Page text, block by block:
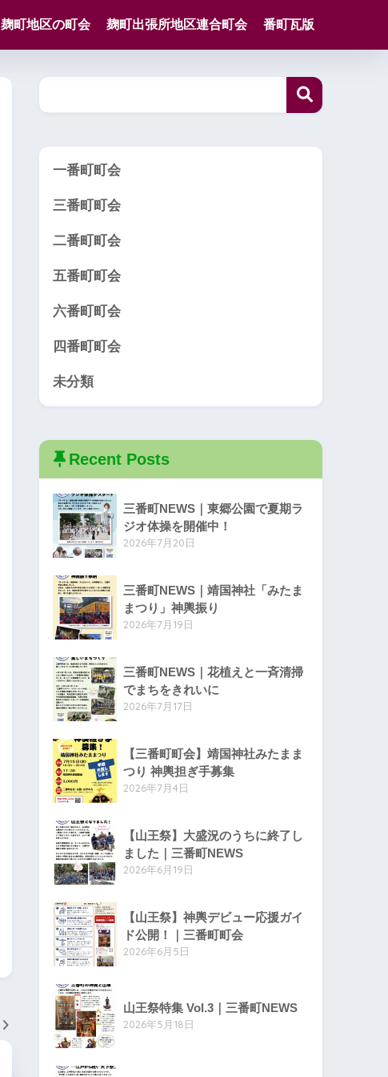
麹町地区の町会 麹町出張所地区連合町会 番町瓦版
一番町町会
三番町町会
二番町町会
五番町町会
六番町町会
四番町町会
未分類
Recent Posts
三番町NEWS｜東郷公園で夏期ラ
ジオ体操を開催中！
2026年7月20日
三番町NEWS｜靖国神社「みたま
まつり」神輿振り
2026年7月19日
三番町NEWS｜花植えと一斉清掃
でまちをきれいに
2026年7月17日
【三番町町会】靖国神社みたまま
つり 神輿担ぎ手募集
2026年7月4日
【山王祭】大盛況のうちに終了し
ました｜三番町NEWS
2026年6月19日
【山王祭】神輿デビュー応援ガイ
ド公開！｜三番町町会
2026年6月5日
山王祭特集 Vol.3｜三番町NEWS
2026年5月18日